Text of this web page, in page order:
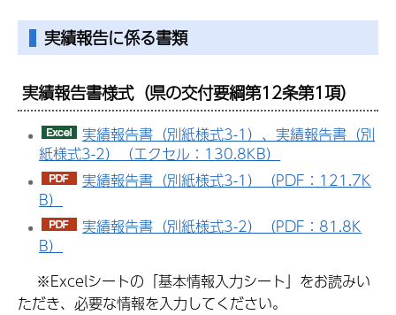
実績報告に係る書類
実績報告書様式（県の交付要綱第12条第1項）
実績報告書（別紙様式3-1）、実績報告書（別
紙様式3-2）（エクセル：130.8KB）
実績報告書（別紙様式3-1）（PDF：121.7K
B）
実績報告書（別紙様式3-2）（PDF：81.8K
B）
※Excelシートの「基本情報入力シート」をお読みい
ただき、必要な情報を入力してください。